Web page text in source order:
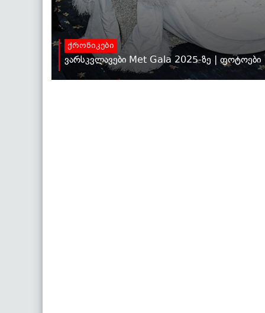
ქრონიკები
ვარსკვლავები Met Gala 2025-ზე | ფოტოები